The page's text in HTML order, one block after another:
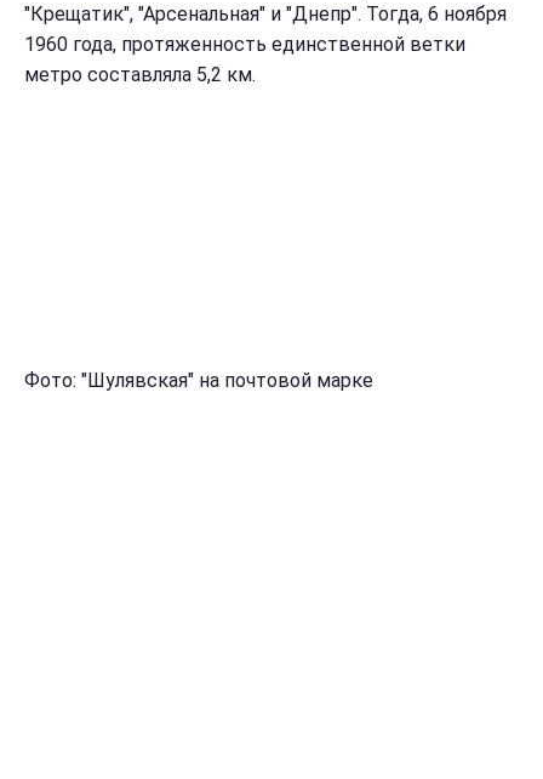
"Крещатик", "Арсенальная" и "Днепр". Тогда, 6 ноября
1960 года, протяженность единственной ветки
метро составляла 5,2 км.
Фото: "Шулявская" на почтовой марке